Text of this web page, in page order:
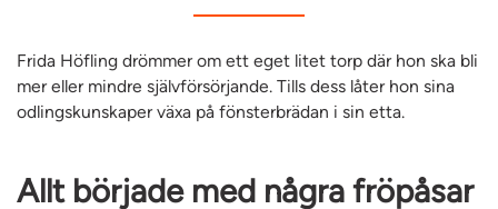
Frida Höfling drömmer om ett eget litet torp där hon ska bli
mer eller mindre självförsörjande. Tills dess låter hon sina
odlingskunskaper växa på fönsterbrädan i sin etta.
Allt började med några fröpåsar